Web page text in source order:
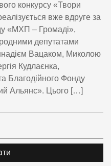
конкурсу «Твори
вже вдруге за
«МХП – Громаді»,
депутатами
Вацаком, Миколою
Кудлаєнка,
Благодійного Фонду
Альянс». Цього […]